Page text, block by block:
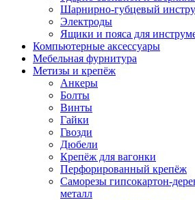
Шарнирно-губцевый
Электроды
Ящики и пояса для
Компьютерные аксессуары
Мебельная фурнитура
Метизы и крепёж
Анкеры
Болты
Винты
Гайки
Гвозди
Дюбели
Крепёж для вагонки
Перфорированный крепёж
Саморезы гипсокартон-
металл